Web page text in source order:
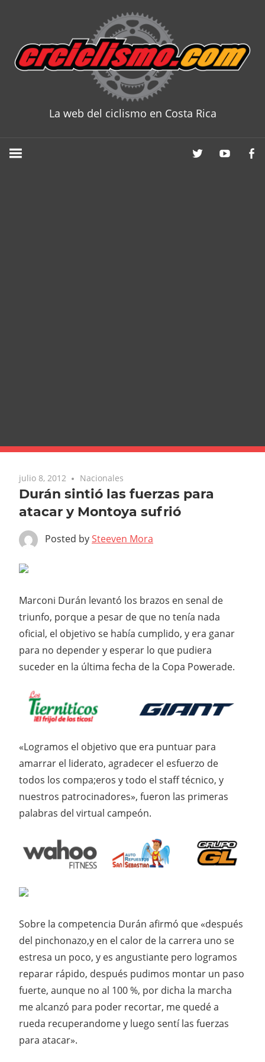
content
La web del ciclismo en Costa Rica
julio 8, 2012 Nacionales
Durán sintió las fuerzas para
atacar y Montoya sufrió
Posted bySteeven Mora
Marconi Durán levantó los brazos en senal de
triunfo, porque a pesar de que no tenía nada
oficial, el objetivo se había cumplido, y era ganar
para no depender y esperar lo que pudiera
suceder en la última fecha de la Copa Powerade.
«Logramos el objetivo que era puntuar para
amarrar el liderato, agradecer el esfuerzo de
todos los compa;eros y todo el staff técnico, y
nuestros patrocinadores», fueron las primeras
palabras del virtual campeón.
Sobre la competencia Durán afirmó que «después
del pinchonazo,y en el calor de la carrera uno se
estresa un poco, y es angustiante pero logramos
reparar rápido, después pudimos montar un paso
fuerte, aunque no al 100 %, por dicha la marcha
me alcanzó para poder recortar, me quedé a
rueda recuperandome y luego sentí las fuerzas
para atacar».